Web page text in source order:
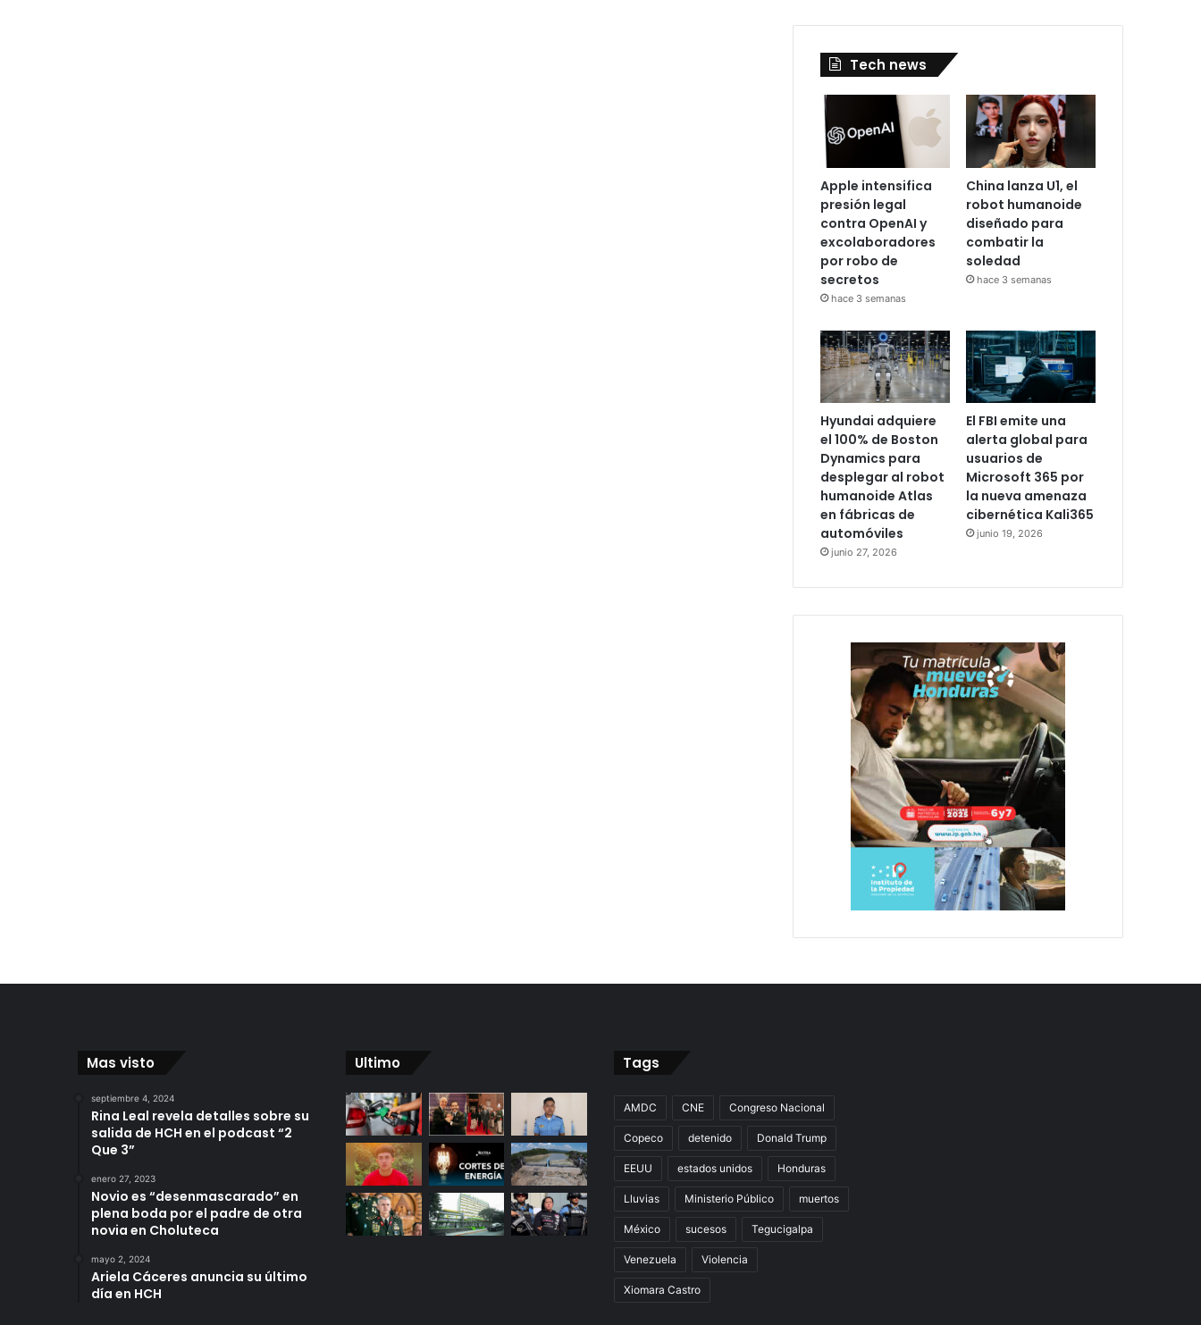
Tech news
Apple intensifica
presión legal
contra OpenAI y
excolaboradores
por robo de
secretos
hace 3 semanas
China lanza U1, el
robot humanoide
diseñado para
combatir la
soledad
hace 3 semanas
Hyundai adquiere
el 100% de Boston
Dynamics para
desplegar al robot
humanoide Atlas
en fábricas de
automóviles
junio 27, 2026
El FBI emite una
alerta global para
usuarios de
Microsoft 365 por
la nueva amenaza
cibernética Kali365
junio 19, 2026
Mas visto
septiembre 4, 2024
Rina Leal revela detalles sobre su
salida de HCH en el podcast “2
Que 3”
enero 27, 2023
Novio es “desenmascarado” en
plena boda por el padre de otra
novia en Choluteca
mayo 2, 2024
Ariela Cáceres anuncia su último
día en HCH
Ultimo Tags
AMDC CNE Congreso Nacional
Copeco detenido Donald Trump
EEUU estados unidos Honduras
Lluvias Ministerio Público muertos
México sucesos Tegucigalpa
Venezuela Violencia
Xiomara Castro